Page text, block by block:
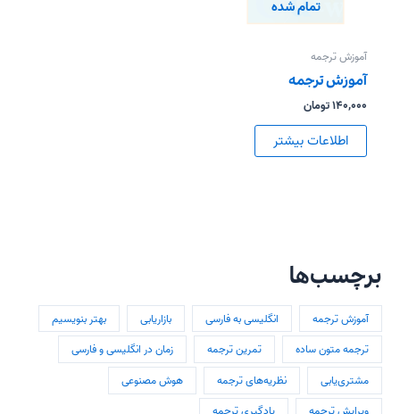
تمام شده
آموزش ترجمه
آموزش ترجمه
۱۴۰,۰۰۰تومان
اطلاعات بیشتر
برچسب‌ها
آموزش ترجمه انگلیسی به فارسی بازاریابی
بهتر بنویسیم
ترجمه متون ساده
تمرین ترجمه
زمان در انگلیسی و فارسی
مشتری‌یابی
نظریه‌های ترجمه
هوش مصنوعی
ج
س
ت
ب